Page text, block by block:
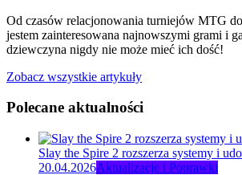
Od czasów relacjonowania turniejów MTG
jestem zainteresowana najnowszymi grami i
dziewczyna nigdy nie może mieć ich dość!
Zobacz wszystkie artykuły
Polecane aktualności
Slay the Spire 2 rozszerza systemy i
20.04.2026Aktualizacje i Poprawki